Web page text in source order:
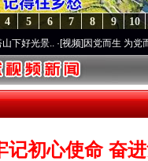
10
9
8
7
6
5
4
·[视频]因党而生 为党而战——百
记初心使命 奋